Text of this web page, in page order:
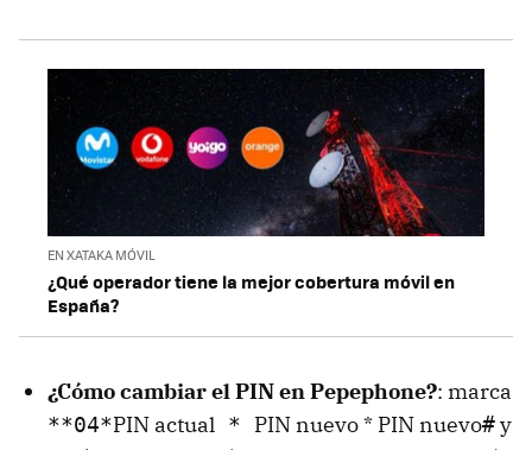
EN XATAKA MÓVIL
¿Qué operador tiene la mejor cobertura móvil en
España?
¿Cómo cambiar el PIN en Pepephone?: marca
**04*PIN actual * PIN nuevo * PIN nuevo#y